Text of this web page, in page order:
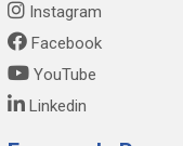
Instagram
Facebook
YouTube
Linkedin